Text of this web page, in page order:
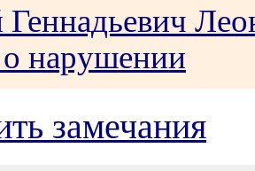
Геннадьевич
о нарушении
замечания